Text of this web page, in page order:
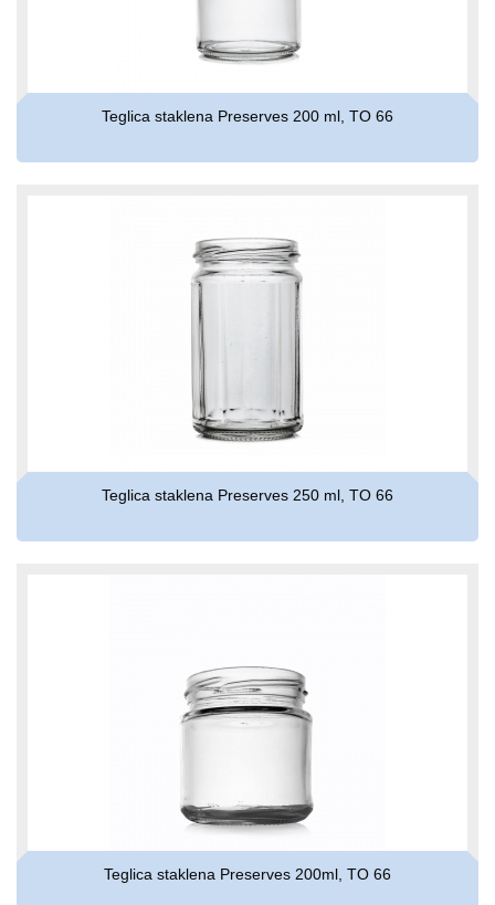
Teglica staklena Preserves 200 ml, TO 66
Teglica staklena Preserves 250 ml, TO 66
Teglica staklena Preserves 200ml, TO 66